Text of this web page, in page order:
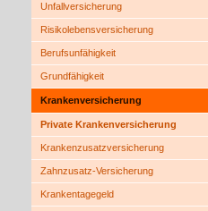
Unfall­ver­si­che­rung
Risiko­lebens­ver­si­che­rung
Berufsunfähigkeit
Grundfähigkeit
Kranken­ver­si­che­rung
Private Kranken­ver­si­che­rung
Kranken­zusatz­ver­si­che­rung
Zahnzusatz-Versicherung
Krankentagegeld